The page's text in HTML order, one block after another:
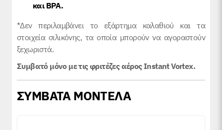
και BPA.
*Δεν περιλαμβάνει το εξάρτημα καλαθιού και τα
στοιχεία σιλικόνης, τα οποία μπορούν να αγοραστούν
ξεχωριστά.
Συμβατό μόνο με τις φριτέζες αέρος Instant Vortex.
ΣΥΜΒΑΤΑ ΜΟΝΤΕΛΑ